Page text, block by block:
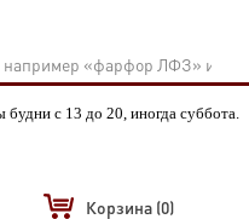
с 13 до 20, иногда суббота.
Корзина (0)